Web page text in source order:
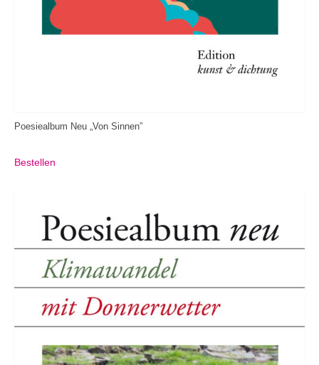
Poesiealbum Neu „Von Sinnen”
Bestellen